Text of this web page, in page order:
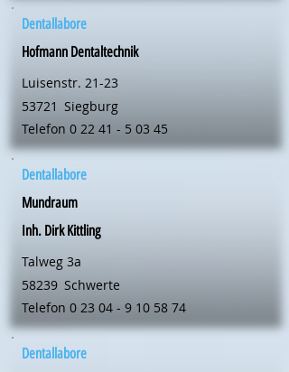
Dentallabore
Hofmann Dentaltechnik
Luisenstr. 21-23
53721 Siegburg
Telefon 0 22 41 - 5 03 45
Dentallabore
Mundraum
Inh. Dirk Kittling
Talweg 3a
58239 Schwerte
Telefon 0 23 04 - 9 10 58 74
Dentallabore